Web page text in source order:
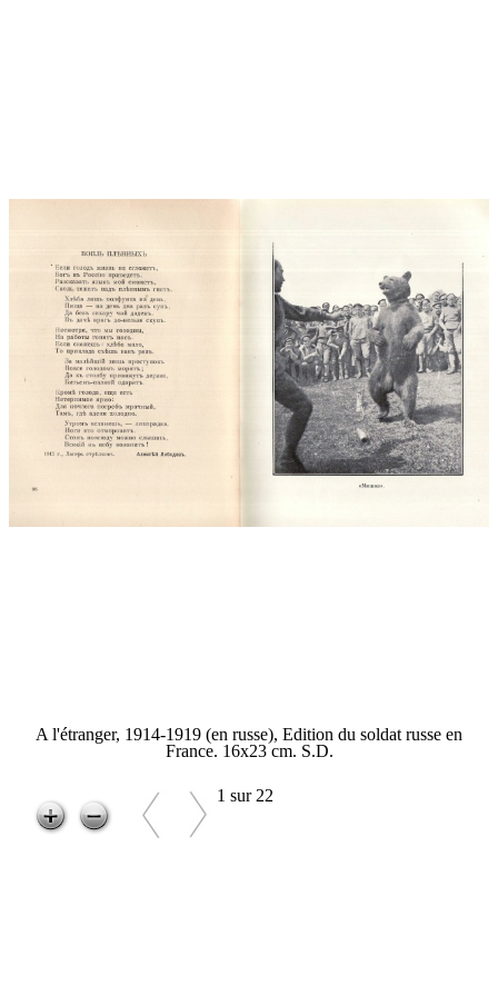
A l'étranger, 1914-1919 (en russe), Edition du soldat russe en
France. 16x23 cm. S.D.
1 sur 22